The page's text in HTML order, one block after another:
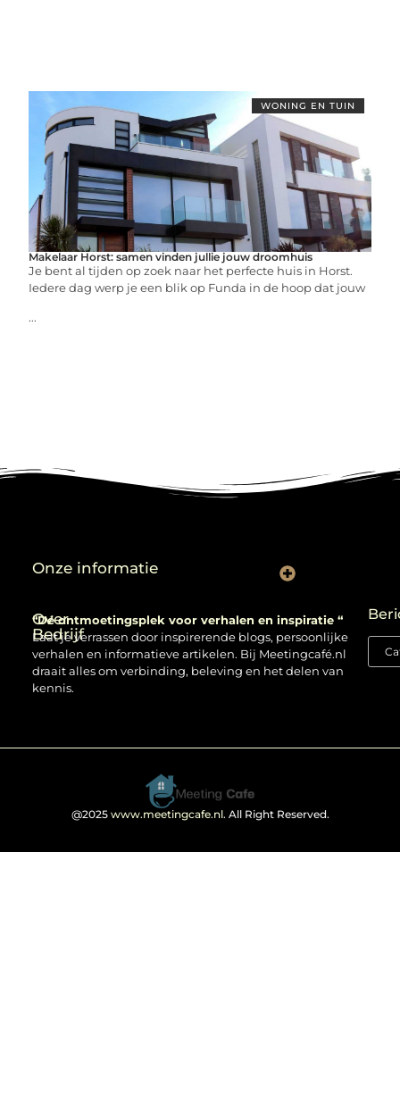
WONING EN TUIN
Makelaar Horst: samen vinden jullie jouw droomhuis
Je bent al tijden op zoek naar het perfecte huis in Horst.
Iedere dag werp je een blik op Funda in de hoop dat jouw
...
Over
Bedrijf
“Dé ontmoetingsplek voor verhalen en inspiratie “
Laat je verrassen door inspirerende blogs, persoonlijke
verhalen en informatieve artikelen. Bij Meetingcafé.nl
draait alles om verbinding, beleving en het delen van
kennis.
Onze informatie
@2025 www.meetingcafe.nl. All Right Reserved.